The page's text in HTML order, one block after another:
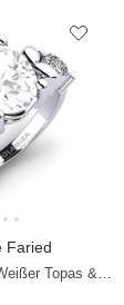
Faried